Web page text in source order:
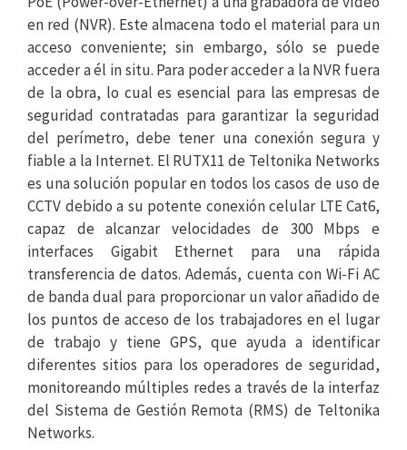
en red (NVR). Este almacena todo el material para un
acceso conveniente; sin embargo, sólo se puede
acceder a él in situ. Para poder acceder a la NVR fuera
de la obra, lo cual es esencial para las empresas de
seguridad contratadas para garantizar la seguridad
del perímetro, debe tener una conexión segura y
fiable a la Internet. El RUTX11 de Teltonika Networks
es una solución popular en todos los casos de uso de
CCTV debido a su potente conexión celular LTE Cat6,
capaz de alcanzar velocidades de 300 Mbps e
interfaces Gigabit Ethernet para una rápida
transferencia de datos. Además, cuenta con Wi-Fi AC
de banda dual para proporcionar un valor añadido de
los puntos de acceso de los trabajadores en el lugar
de trabajo y tiene GPS, que ayuda a identificar
diferentes sitios para los operadores de seguridad,
monitoreando múltiples redes a través de la interfaz
del Sistema de Gestión Remota (RMS) de Teltonika
Networks.